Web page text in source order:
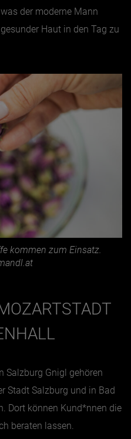
der moderne Mann
Haut in den Tag zu
kommen zum Einsatz.
Salzburg Gnigl gehören
Stadt Salzburg und in Bad
Dort können Kund*nnen die
beraten lassen.